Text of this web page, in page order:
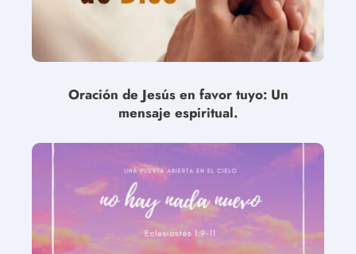
Oración de Jesús en favor tuyo: Un
mensaje espiritual.